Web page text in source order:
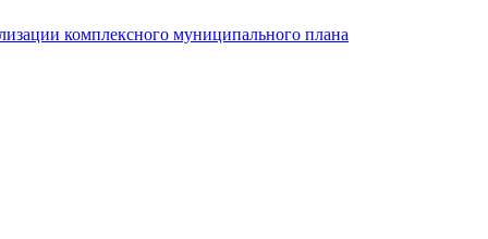
комплексного муниципального плана